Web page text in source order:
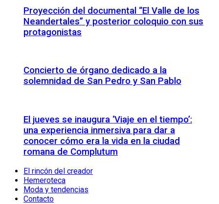
Proyección del documental “El Valle de los
Neandertales” y posterior coloquio con sus
protagonistas
Concierto de órgano dedicado a la
solemnidad de San Pedro y San Pablo
El jueves se inaugura ‘Viaje en el tiempo’:
una experiencia inmersiva para dar a
conocer cómo era la vida en la ciudad
romana de Complutum
El rincón del creador
Hemeroteca
Moda y tendencias
Contacto